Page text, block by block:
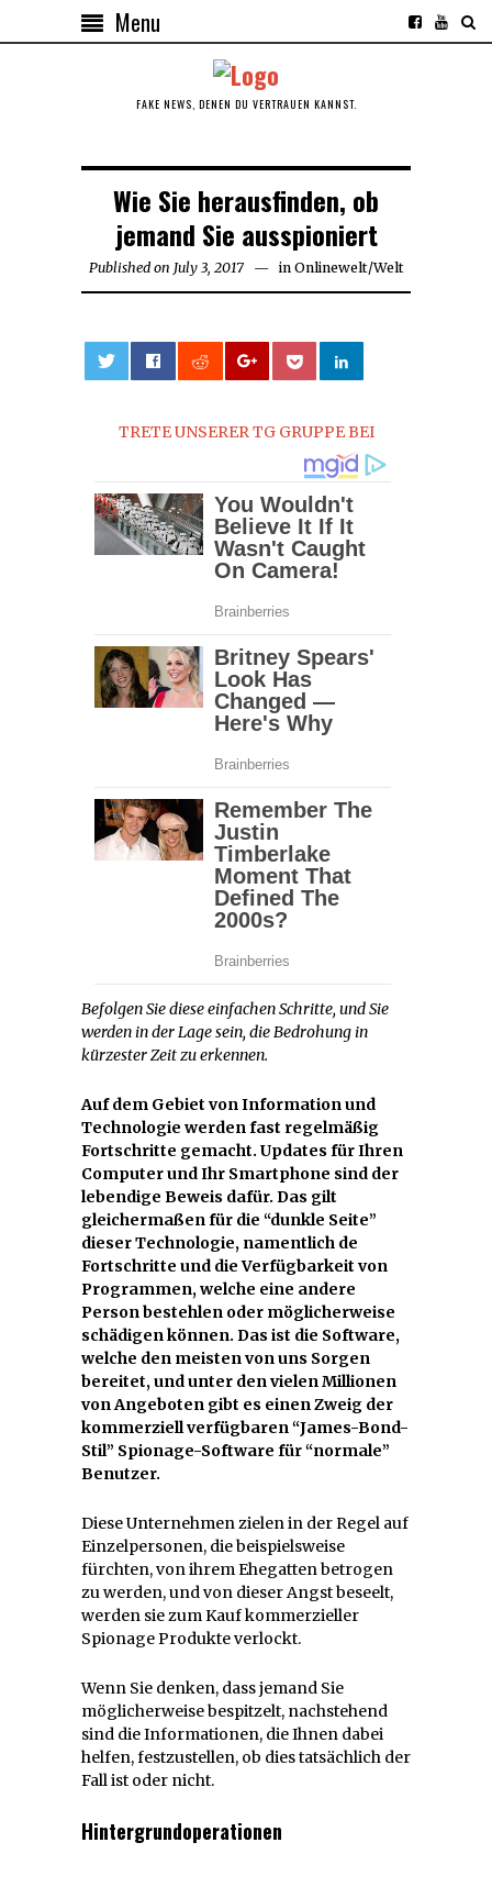
Menu
FAKE NEWS, DENEN DU VERTRAUEN KANNST.
Wie Sie herausfinden, ob
jemand Sie ausspioniert
Published on July 3, 2017 in Onlinewelt/Welt
TRETE UNSERER TG GRUPPE BEI
Befolgen Sie diese einfachen Schritte, und Sie
werden in der Lage sein, die Bedrohung in
kürzester Zeit zu erkennen.
Auf dem Gebiet von Information und
Technologie werden fast regelmäßig
Fortschritte gemacht. Updates für Ihren
Computer und Ihr Smartphone sind der
lebendige Beweis dafür. Das gilt
gleichermaßen für die “dunkle Seite”
dieser Technologie, namentlich de
Fortschritte und die Verfügbarkeit von
Programmen, welche eine andere
Person bestehlen oder möglicherweise
schädigen können. Das ist die Software,
welche den meisten von uns Sorgen
bereitet, und unter den vielen Millionen
von Angeboten gibt es einen Zweig der
kommerziell verfügbaren “James-Bond-
Stil” Spionage-Software für “normale”
Benutzer.
Diese Unternehmen zielen in der Regel auf
Einzelpersonen, die beispielsweise
fürchten, von ihrem Ehegatten betrogen
zu werden, und von dieser Angst beseelt,
werden sie zum Kauf kommerzieller
Spionage Produkte verlockt.
Wenn Sie denken, dass jemand Sie
möglicherweise bespitzelt, nachstehend
sind die Informationen, die Ihnen dabei
helfen, festzustellen, ob dies tatsächlich der
Fall ist oder nicht.
Hintergrundoperationen